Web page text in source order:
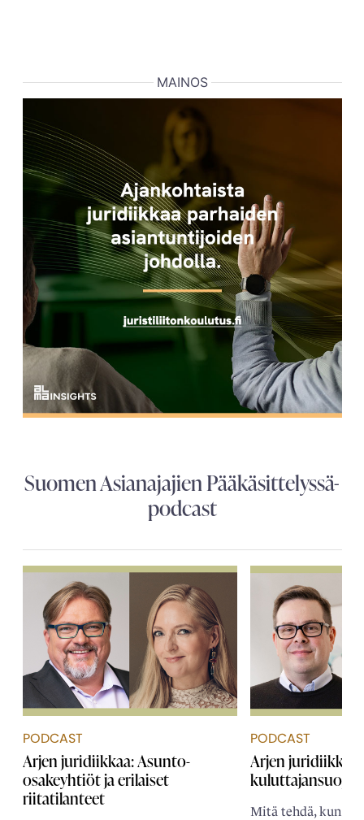
MAINOS
Suomen Asianajajien Pääkäsittelyssä-
podcast
PODCAST
Arjen juridiikkaa: Asunto-
osakeyhtiöt ja erilaiset
riitatilanteet
PODCAST
Arjen juridiikkaa:
Mitä tehdä, kun